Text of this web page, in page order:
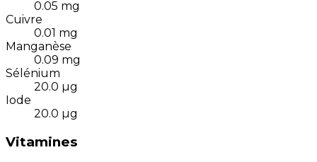
0.05 mg
Cuivre
0.01 mg
Manganèse
0.09 mg
Sélénium
20.0 µg
Iode
20.0 µg
Vitamines